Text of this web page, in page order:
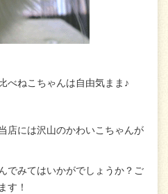
べねこちゃんは自由気まま♪
店には沢山のかわいこちゃんが
でみてはいかがでしょうか？ご
す！